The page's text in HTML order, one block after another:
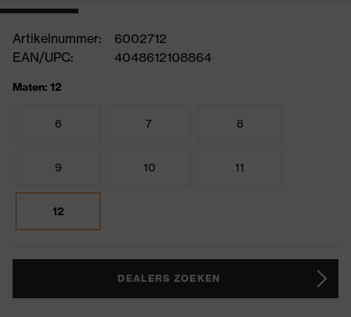
Artikelnummer:
6002712
EAN/UPC:
4048612108864
Maten: 12
6 7 8
9 10 11
12
DEALERS ZOEKEN